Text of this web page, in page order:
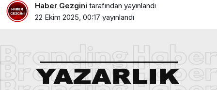
Haber Gezgini tarafından yayınlandı
22 Ekim 2025, 00:17 yayınlandı